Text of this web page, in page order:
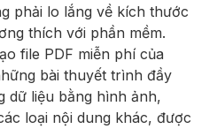
phải lo lắng về kích thước
thích với phần mềm.
file PDF miễn phí của
bài thuyết trình đầy
dữ liệu bằng hình ảnh,
loại nội dung khác, được